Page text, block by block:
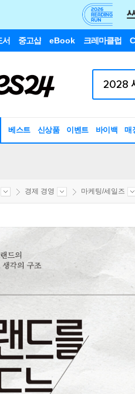
서 중고샵 eBook 크레마클럽
베스트 신상품 이벤트 바이백 매
경제 경영 마케팅/세일즈